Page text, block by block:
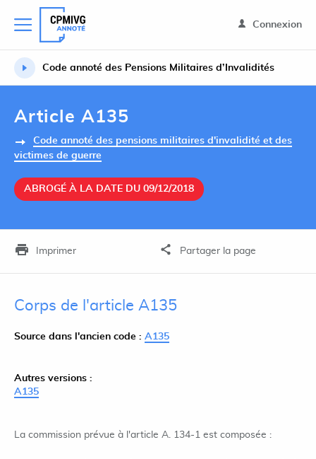
Connexion
Code annoté des Pensions Militaires d’Invalidités
Article A135
Code annoté des pensions militaires d'invalidité et des
victimes de guerre
ABROGÉ À LA DATE DU 09/12/2018
Imprimer Partager la page
Corps de l'article A135
Source dans l'ancien code : A135
Autres versions :
A135
La commission prévue à l'article A. 134-1 est composée :